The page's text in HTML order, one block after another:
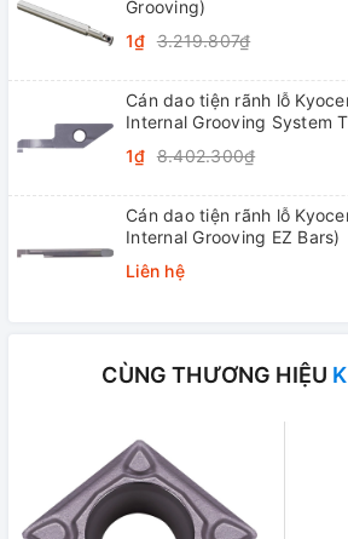
Grooving)
1₫ 3.219.807₫
Cán dao tiện rãnh lỗ
Internal Grooving System
1₫ 8.402.300₫
Cán dao tiện rãnh lỗ
Internal Grooving EZ Bars)
Liên hệ
CÙNG THƯƠNG HIỆU